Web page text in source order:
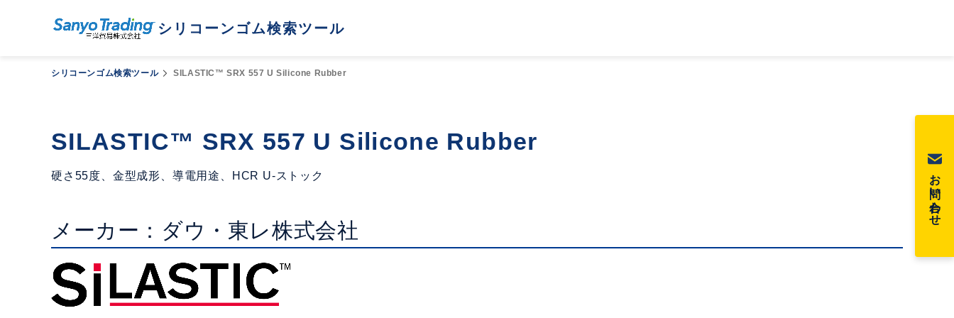
シリコーンゴム検索ツール
シリコーンゴム検索ツール SILASTIC™ SRX 557 U Silicone Rubber
SILASTIC™ SRX 557 U Silicone Rubber
硬さ55度、金型成形、導電用途、HCR U-ストック
メーカー：ダウ・東レ株式会社
お問い合わせ